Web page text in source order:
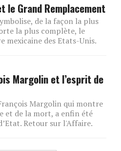
le Grand Remplacement
de la façon la plus
la plus complète, le
mexicaine des Etats-Unis.
Margolin et l’esprit de
Margolin qui montre
et de la mort, a enfin été
Retour sur l'Affaire.